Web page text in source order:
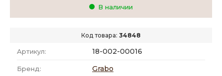
Код товара: 34848
Артикул: 18-002-00016
Бренд: Grabo
В наличии